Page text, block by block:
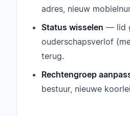
adres, nieuw
Status wisselen — lid
ouderschapsverlof
terug.
Rechtengroep
bestuur, nieuwe